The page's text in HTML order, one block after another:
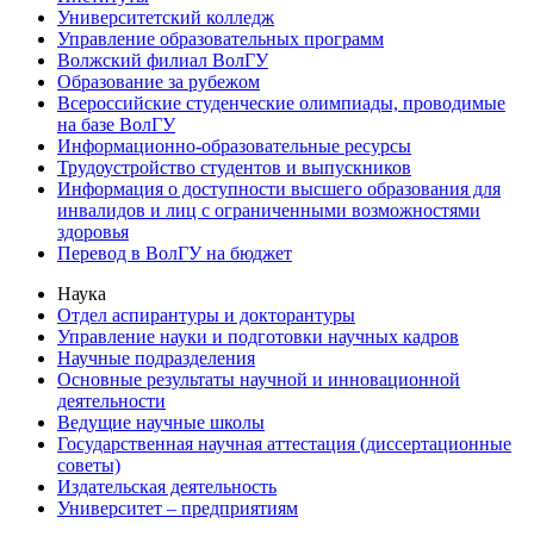
Университетский колледж
Управление образовательных программ
Волжский филиал ВолГУ
Образование за рубежом
Всероссийские студенческие олимпиады, проводимые
на базе ВолГУ
Информационно-образовательные ресурсы
Трудоустройство студентов и выпускников
Информация о доступности высшего образования для
инвалидов и лиц с ограниченными возможностями
здоровья
Перевод в ВолГУ на бюджет
Наука
Отдел аспирантуры и докторантуры
Управление науки и подготовки научных кадров
Научные подразделения
Основные результаты научной и инновационной
деятельности
Ведущие научные школы
Государственная научная аттестация (диссертационные
советы)
Издательская деятельность
Университет – предприятиям